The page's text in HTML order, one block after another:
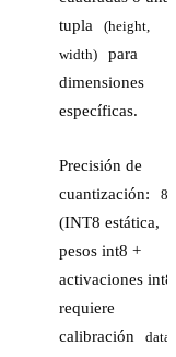
tupla
(height,
width)
para
dimensiones
específicas.
Precisión de
cuantización:
8
(INT8 estática,
pesos int8 +
activaciones
requiere
calibración
data